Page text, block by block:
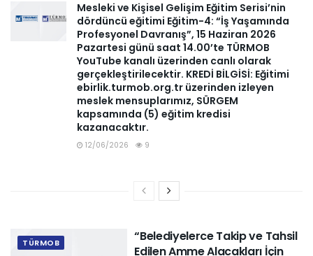
Mesleki ve Kişisel Gelişim Eğitim Serisi’nin
dördüncü eğitimi Eğitim-4: “İş Yaşamında
Profesyonel Davranış”, 15 Haziran 2026
Pazartesi günü saat 14.00’te TÜRMOB
YouTube kanalı üzerinden canlı olarak
gerçekleştirilecektir. KREDİ BİLGİSİ: Eğitimi
ebirlik.turmob.org.tr üzerinden izleyen
meslek mensuplarımız, SÜRGEM
kapsamında (5) eğitim kredisi
kazanacaktır.
12/06/2026 9
TÜRMOB
“Belediyelerce Takip ve Tahsil
Edilen Amme Alacakları İçin